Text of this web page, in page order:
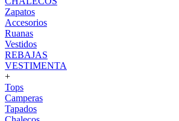
Zapatos
Accesorios
Ruanas
Vestidos
REBAJAS
VESTIMENTA
+
Tops
Camperas
Tapados